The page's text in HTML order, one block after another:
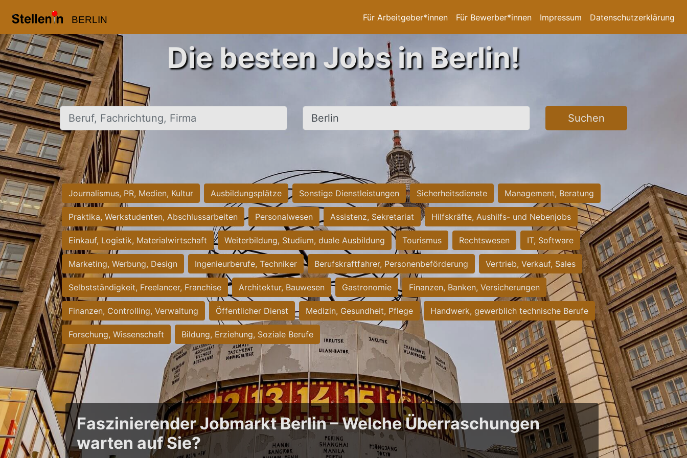
BERLIN Für Arbeitgeber*innen Für Bewerber*innen Impressum Datenschutzerklärung
Die besten Jobs in Berlin!
Beruf, Fachrichtung, Firma Ort, Stadt Suchen
Journalismus, PR, Medien, Kultur Ausbildungsplätze Sonstige Dienstleistungen Sicherheitsdienste Management, Beratung
Praktika, Werkstudenten, Abschlussarbeiten Personalwesen Assistenz, Sekretariat Hilfskräfte, Aushilfs- und Nebenjobs
Einkauf, Logistik, Materialwirtschaft Weiterbildung, Studium, duale Ausbildung Tourismus Rechtswesen IT, Software
Marketing, Werbung, Design Ingenieurberufe, Techniker Berufskraftfahrer, Personenbeförderung Vertrieb, Verkauf, Sales
Selbstständigkeit, Freelancer, Franchise Architektur, Bauwesen Gastronomie Finanzen, Banken, Versicherungen
Finanzen, Controlling, Verwaltung Öffentlicher Dienst Medizin, Gesundheit, Pflege Handwerk, gewerblich technische Berufe
Forschung, Wissenschaft Bildung, Erziehung, Soziale Berufe
Faszinierender Jobmarkt Berlin – Welche Überraschungen
warten auf Sie?